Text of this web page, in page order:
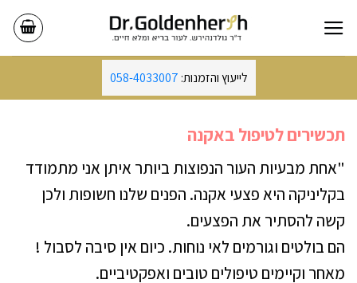
content
לייעוץ והזמנות: 058-4033007
תכשירים לטיפול באקנה
"אחת מבעיות העור הנפוצות ביותר איתן אני מתמודד
בקליניקה היא פצעי אקנה. הפנים שלנו חשופות ולכן
קשה להסתיר את הפצעים.
הם בולטים וגורמים לאי נוחות. כיום אין סיבה לסבול !
מאחר וקיימים טיפולים טובים ואפקטיביים.